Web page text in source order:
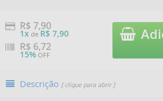
R$ 7,90
1x de R$ 7,90
R$ 6,72
15% OFF
Descrição [ clique para abrir ]